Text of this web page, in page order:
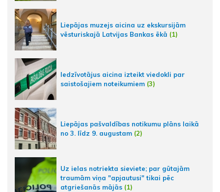
Liepājas muzejs aicina uz ekskursijām
vēsturiskajā Latvijas Bankas ēkā (1)
Iedzīvotājus aicina izteikt viedokli par
saistošajiem noteikumiem (3)
Liepājas pašvaldības notikumu plāns laikā
no 3. līdz 9. augustam (2)
Uz ielas notriekta sieviete; par gūtajām
traumām viņa "apjautusi" tikai pēc
atgriešanās mājās (1)